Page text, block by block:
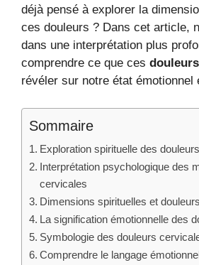
déjà pensé à explorer la
ces douleurs ? Dans cet article,
dans une interprétation plus
comprendre ce que ces
révéler sur notre état émotionnel
Sommaire
Exploration spirituelle des
Interprétation psychologique des
cervicales
Dimensions spirituelles et
La signification émotionnelle des
Symbologie des douleurs
Comprendre le langage